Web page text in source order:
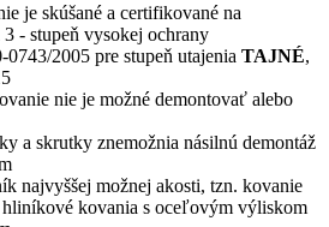
je skúšané a certifikované na
- stupeň vysokej ochrany
2005 pre stupeň utajenia TAJNÉ,
nie je možné demontovať alebo
a skrutky znemožnia násilnú demontáž
najvyššej možnej akosti, tzn. kovanie
hliníkové kovania s oceľovým výliskom